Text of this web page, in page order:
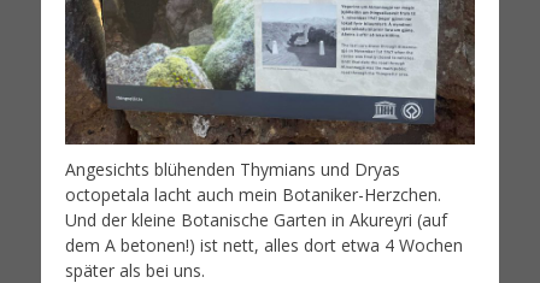
Angesichts blühenden Thymians und Dryas
octopetala lacht auch mein Botaniker-Herzchen.
Und der kleine Botanische Garten in Akureyri (auf
dem A betonen!) ist nett, alles dort etwa 4 Wochen
später als bei uns.